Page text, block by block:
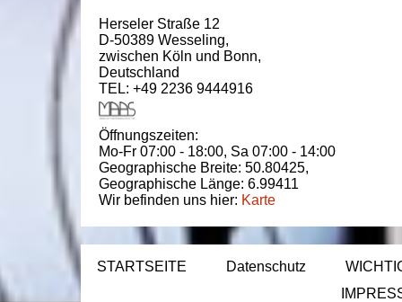
Herseler Straße 12
D-50389 Wesseling,
zwischen Köln und Bonn,
Deutschland
TEL: +49 2236 9444916
Öffnungszeiten:
Mo-Fr 07:00 - 18:00, Sa 07:00 - 14:00
Geographische Breite: 50.80425,
Geographische Länge: 6.99411
Wir befinden uns hier: Karte
STARTSEITE Datenschutz